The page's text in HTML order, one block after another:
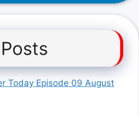
Today Episode 09 August